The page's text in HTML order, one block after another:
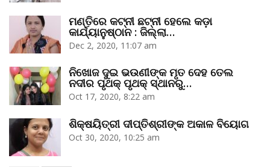
ମଣ୍ତିରେ କଟ୍‌ନୀ ଛଟ୍‌ନୀ ହେଲେ କଡ଼ା
କାର୍ଯ୍ୟାନୁଷ୍ଠାନ : ଜିଲ୍ଲା…
Dec 2, 2020, 11:07 am
ନିଖୋଜ ଦୁଇ ଭଉଣୀଙ୍କ ମୃତ ଦେହ ତେଲ
ନଦୀର ପୃଥକ୍‌ ପୃଥକ୍‌ ସ୍ଥାନରୁ…
Oct 17, 2020, 8:22 am
ଶିକ୍ଷୟିତ୍ରୀ ଦୀପ୍ତିଶ୍ରୀଙ୍କ ଅକାଳ ବିୟୋଗ
Oct 30, 2020, 10:25 am